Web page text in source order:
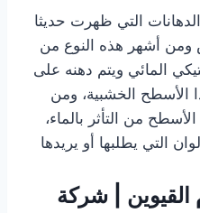
التي ظهرت حديثا
ومن أشهر هذه النوع من
المائي ويتم دهنه على
الأسطح الخشبية، ومن
من التأثر بالماء،
التي يطلبها أو يريدها
| شركة